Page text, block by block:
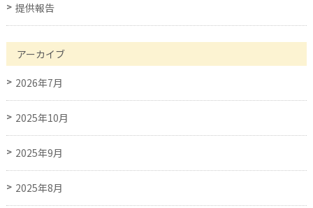
提供報告
アーカイブ
2026年7月
2025年10月
2025年9月
2025年8月